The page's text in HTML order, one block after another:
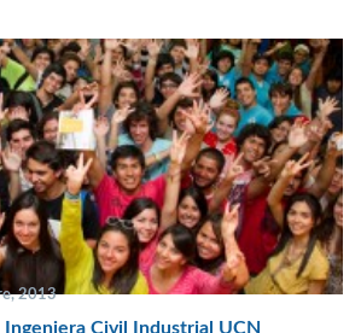
2013
Civil Industrial UCN